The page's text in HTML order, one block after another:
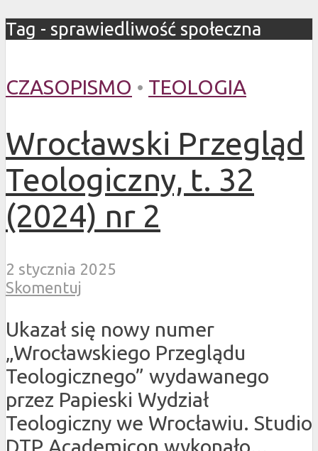
Tag - sprawiedliwość społeczna
CZASOPISMO • TEOLOGIA
Wrocławski Przegląd
Teologiczny, t. 32
(2024) nr 2
2 stycznia 2025
Skomentuj
Ukazał się nowy numer
„Wrocławskiego Przeglądu
Teologicznego” wydawanego
przez Papieski Wydział
Teologiczny we Wrocławiu. Studio
DTP Academicon wykonało...